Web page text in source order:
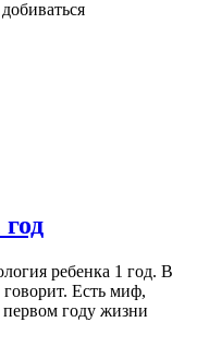
ребенка 1 год. В
Есть миф,
году жизни